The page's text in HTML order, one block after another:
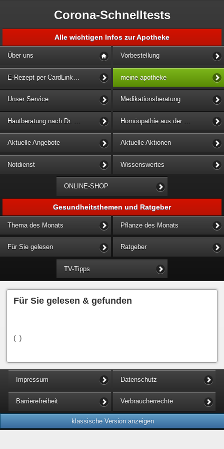
Corona-Schnelltests
Alle wichtigen Infos zur Apotheke
Über uns Vorbestellung
meine apotheke
Unser Service Medikationsberatung
Aktuelle Angebote Aktuelle Aktionen
Notdienst Wissenswertes
ONLINE-SHOP
Gesundheitsthemen und Ratgeber
Thema des Monats Pflanze des Monats
Für Sie gelesen Ratgeber
TV-Tipps
Für Sie gelesen & gefunden
(..)
Impressum Datenschutz
Barrierefreiheit Verbraucherrechte
klassische Version anzeigen